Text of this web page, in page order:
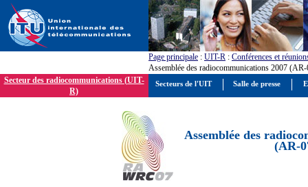
Page principale : UIT-R : Conférences et
Assemblée des radiocommunications 2007
Secteur des radiocommunications (UIT-
R)
Assemblée des
(AR-
Secteurs de l'UIT Salle de presse